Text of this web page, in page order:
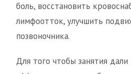
боль, восстановить
лимфоотток, улучшить
позвоночника.
Для того чтобы занятия